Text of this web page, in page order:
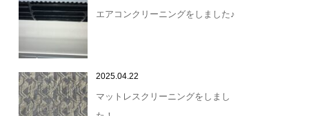
エアコンクリーニングをしました♪
2025.04.22
マットレスクリーニングをしまし